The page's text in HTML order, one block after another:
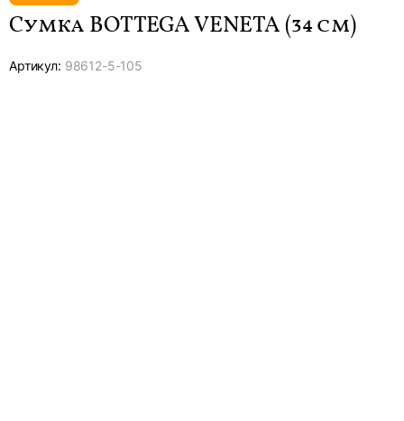
Сумка BOTTEGA VENETA (34 см)
Артикул: 98612-5-105